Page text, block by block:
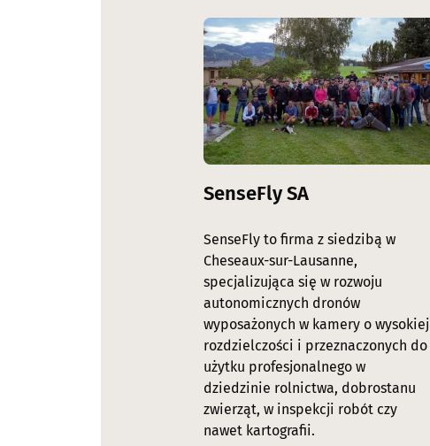
Image
SenseFly SA
SenseFly to firma z siedzibą w
Cheseaux-sur-Lausanne,
specjalizująca się w rozwoju
autonomicznych dronów
wyposażonych w kamery o wysokiej
rozdzielczości i przeznaczonych do
użytku profesjonalnego w
dziedzinie rolnictwa, dobrostanu
zwierząt, w inspekcji robót czy
nawet kartografii.